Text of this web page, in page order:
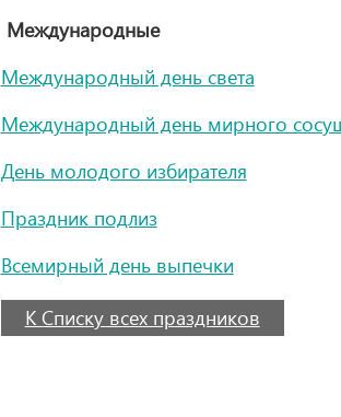
Международные
Международный день света
Международный день мирного
День молодого избирателя
Праздник подлиз
Всемирный день выпечки
К Списку всех праздников